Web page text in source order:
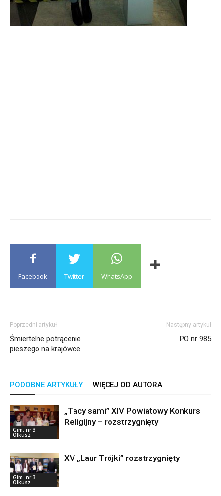
Facebook Twitter WhatsApp
Poprzedni artykuł
Śmiertelne potrącenie
pieszego na krajówce
Następny artykuł
PO nr 985
PODOBNE ARTYKUŁY WIĘCEJ OD AUTORA
Gim. nr 3
Olkusz
„Tacy sami” XIV Powiatowy Konkurs
Religijny – rozstrzygnięty
Gim. nr 3
Olkusz
XV „Laur Trójki” rozstrzygnięty